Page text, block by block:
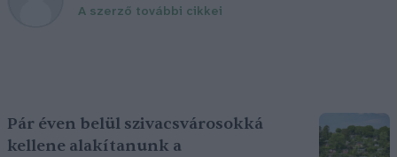
A szerző további cikkei
Pár éven belül szivacsvárosokká
kellene alakítanunk a